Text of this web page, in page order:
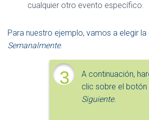
cualquier otro evento específico.
Para nuestro ejemplo, vamos a elegir
Semanalmente.
3
A continuación,
clic sobre el botón
Siguiente.